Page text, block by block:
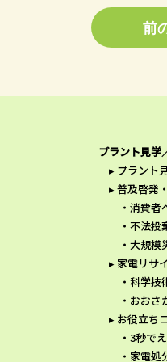
前
プラント見学
プラント
普及啓発
消費者
不法投
大規模
家電リサ
科学技
おおさ
お役立ち
3秒で
家電処